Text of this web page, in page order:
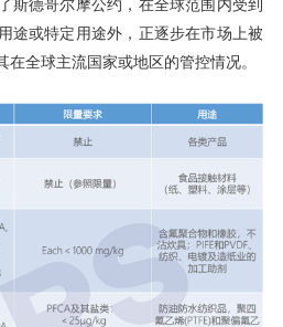
途或特定用途外，正逐步在市场上被
全球主流国家或地区的管控情况。